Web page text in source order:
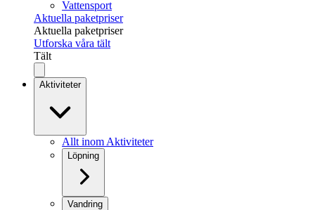
Vattensport
Aktuella paketpriser
Aktuella paketpriser
Utforska våra tält
Tält
Aktiviteter
Allt inom Aktiviteter
Löpning
Vandring